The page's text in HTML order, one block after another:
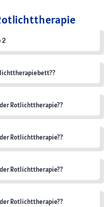
2
Rotlichttherapie??
Rotlichttherapie??
Rotlichttherapie??
Rotlichttherapie??